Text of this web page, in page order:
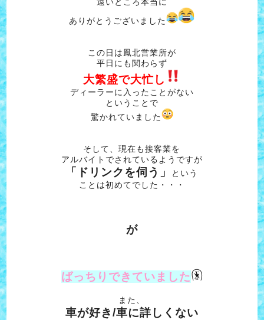
遠いところ本当に
ありがとうございました
この日は鳳北営業所が
平日にも関わらず
大繁盛で大忙し
ディーラーに入ったことがない
ということで
驚かれていました
そして、現在も接客業を
アルバイトでされているようですが
「ドリンクを伺う」
という
ことは初めてでした・・・
が
ばっちりできていました
また、
車が好き/車に詳しくない